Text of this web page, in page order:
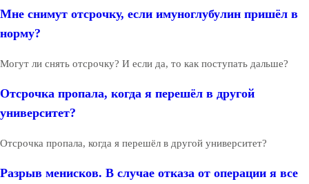
Мне снимут отсрочку, если имуноглубулин пришёл в
норму?
Могут ли снять отсрочку? И если да, то как поступать дальше?
Отсрочка пропала, когда я перешёл в другой
университет?
Отсрочка пропала, когда я перешёл в другой университет?
Разрыв менисков. В случае отказа от операции я все